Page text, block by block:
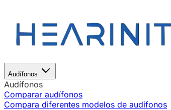
Audífonos
Audífonos
Comparar audífonos
Compara diferentes modelos de audifonos